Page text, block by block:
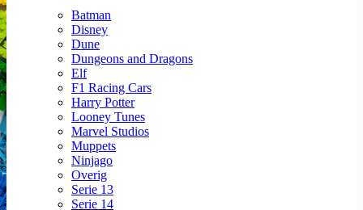
Batman
Disney
Dune
Dungeons and Dragons
Elf
F1 Racing Cars
Harry Potter
Looney Tunes
Marvel Studios
Muppets
Ninjago
Overig
Serie 13
Serie 14